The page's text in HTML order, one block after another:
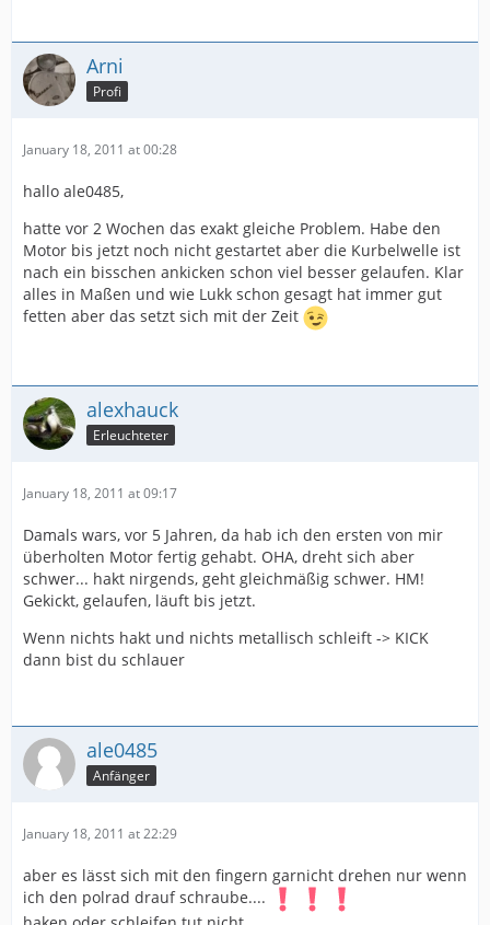
Arni
Profi
January 18, 2011 at 00:28
hallo ale0485,
hatte vor 2 Wochen das exakt gleiche Problem. Habe den
Motor bis jetzt noch nicht gestartet aber die Kurbelwelle ist
nach ein bisschen ankicken schon viel besser gelaufen. Klar
alles in Maßen und wie Lukk schon gesagt hat immer gut
fetten aber das setzt sich mit der Zeit
alexhauck
Erleuchteter
January 18, 2011 at 09:17
Damals wars, vor 5 Jahren, da hab ich den ersten von mir
überholten Motor fertig gehabt. OHA, dreht sich aber
schwer... hakt nirgends, geht gleichmäßig schwer. HM!
Gekickt, gelaufen, läuft bis jetzt.
Wenn nichts hakt und nichts metallisch schleift -> KICK
dann bist du schlauer
ale0485
Anfänger
January 18, 2011 at 22:29
aber es lässt sich mit den fingern garnicht drehen nur wenn
ich den polrad drauf schraube....